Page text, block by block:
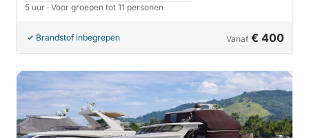
5 uur · Voor groepen tot 11 personen
Brandstof inbegrepen Vanaf € 400